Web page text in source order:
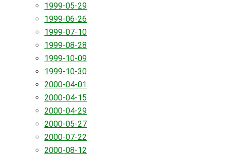
1999-05-29
1999-06-26
1999-07-10
1999-08-28
1999-10-09
1999-10-30
2000-04-01
2000-04-15
2000-04-29
2000-05-27
2000-07-22
2000-08-12